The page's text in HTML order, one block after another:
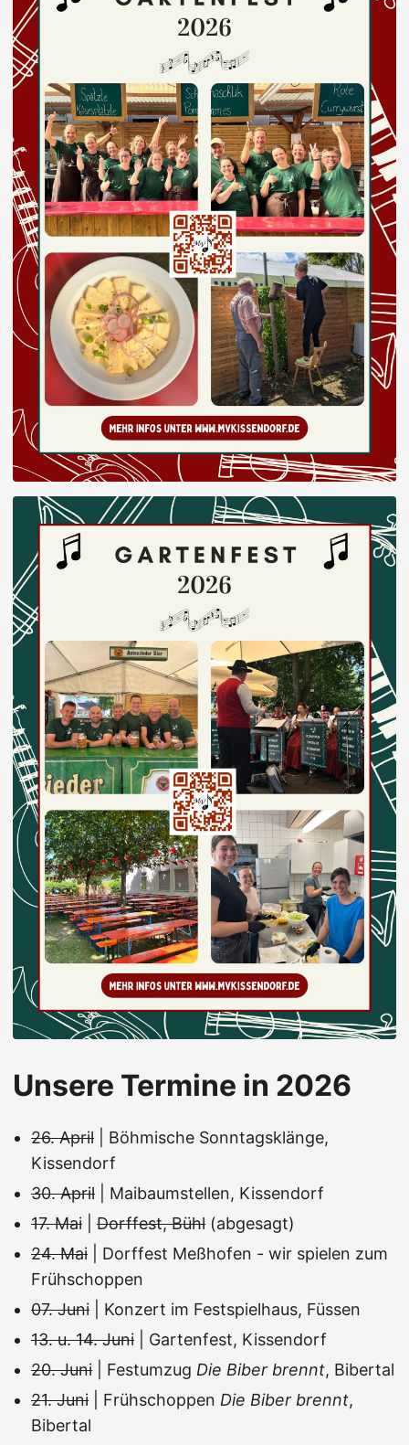
Unsere Termine in 2026
26. April | Böhmische Sonntagsklänge,
Kissendorf
30. April | Maibaumstellen, Kissendorf
17. Mai
Dorffest, Bühl (abgesagt)
24. Mai | Dorffest Meßhofen - wir spielen zum
Frühschoppen
07. Juni | Konzert im Festspielhaus, Füssen
13. u. 14. Juni | Gartenfest, Kissendorf
20. Juni | Festumzug Die Biber brennt, Bibertal
21. Juni | Frühschoppen Die Biber brennt,
Bibertal